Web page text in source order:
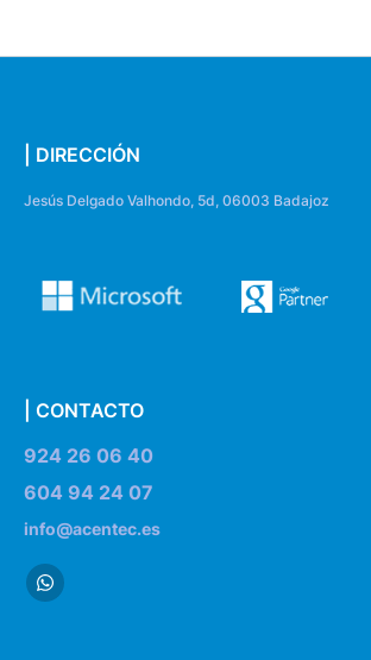
| DIRECCIÓN
Jesús Delgado Valhondo, 5d, 06003 Badajoz
| CONTACTO
924 26 06 40
604 94 24 07
info@acentec.es